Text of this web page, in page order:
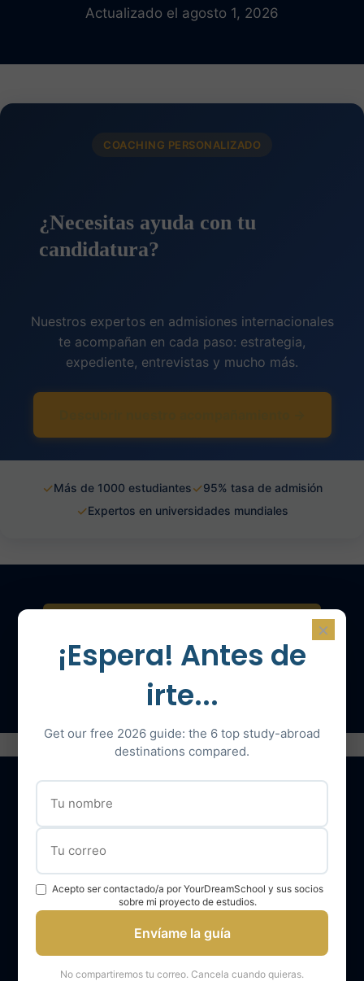
Actualizado el agosto 1, 2026
COACHING PERSONALIZADO
¿Necesitas ayuda con tu
candidatura?
Nuestros expertos en admisiones internacionales
te acompañan en cada paso: estrategia,
expediente, entrevistas y mucho más.
✓Más de 1000 estudiantes✓95% tasa de admisión
✓Expertos en universidades mundiales
Hable con un experto
Nuestros servicios
El equipo YourDreamSchool
YourDreamSchool, un socio para su éxito
Obtener apoyo
×
¡Espera! Antes de
irte...
Get our free 2026 guide: the 6 top study-abroad
destinations compared.
Acepto ser contactado/a por YourDreamSchool y sus socios
sobre mi proyecto de estudios.
Envíame la guía
No compartiremos tu correo. Cancela cuando quieras.